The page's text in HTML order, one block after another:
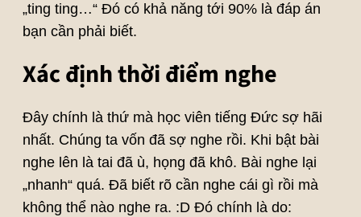
„ting ting…“ Đó có khả năng tới 90% là đáp án
bạn cần phải biết.
Xác định thời điểm nghe
Đây chính là thứ mà học viên tiếng Đức sợ hãi
nhất. Chúng ta vốn đã sợ nghe rồi. Khi bật bài
nghe lên là tai đã ù, họng đã khô. Bài nghe lại
„nhanh“ quá. Đã biết rõ cần nghe cái gì rồi mà
không thể nào nghe ra. :D Đó chính là do: